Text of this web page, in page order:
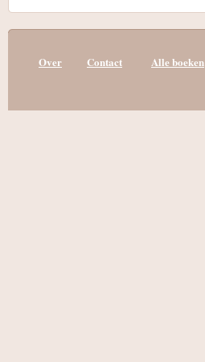
Over Contact Alle boeken